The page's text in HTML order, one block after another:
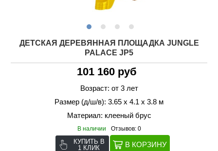
ДЕТСКАЯ ДЕРЕВЯННАЯ ПЛОЩАДКА JUNGLE
PALACE JP5
101 160 руб
Возраст: от 3 лет
Размер (д/ш/в): 3.65 х 4.1 х 3.8 м
Материал: клееный брус
В наличии Отзывов: 0
КУПИТЬ В
1 КЛИК